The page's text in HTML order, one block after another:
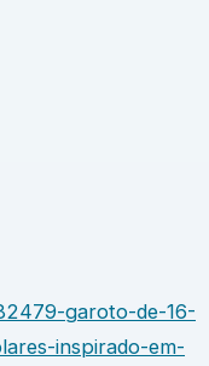
garoto-de-16-
inspirado-em-